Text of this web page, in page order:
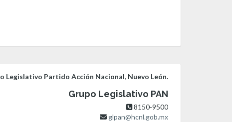
Legislativo Partido Acción Nacional, Nuevo León.
Grupo Legislativo PAN
8150-9500
glpan@hcnl.gob.mx